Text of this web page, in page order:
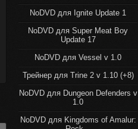
NoDVD для Ignite Update 1
NoDVD для Super Meat Boy
Update 17
NoDVD для Vessel v 1.0
Трейнер для Trine 2 v 1.10 (+8)
NoDVD для Dungeon Defenders v
1.0
NoDVD для Kingdoms of Amalur: